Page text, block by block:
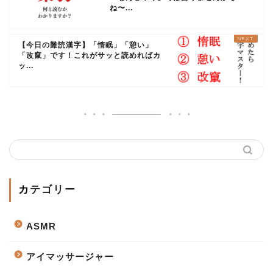
ね〜...
【今日の難読漢字】「惰眠」「憩い」
「改竄」です！これがサッと読めればカ
ッ...
カテゴリー
ASMR
アイマッサージャー